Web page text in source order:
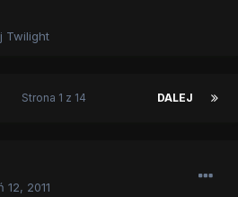
Twilight
DALEJ
Strona 1 z 14
12, 2011